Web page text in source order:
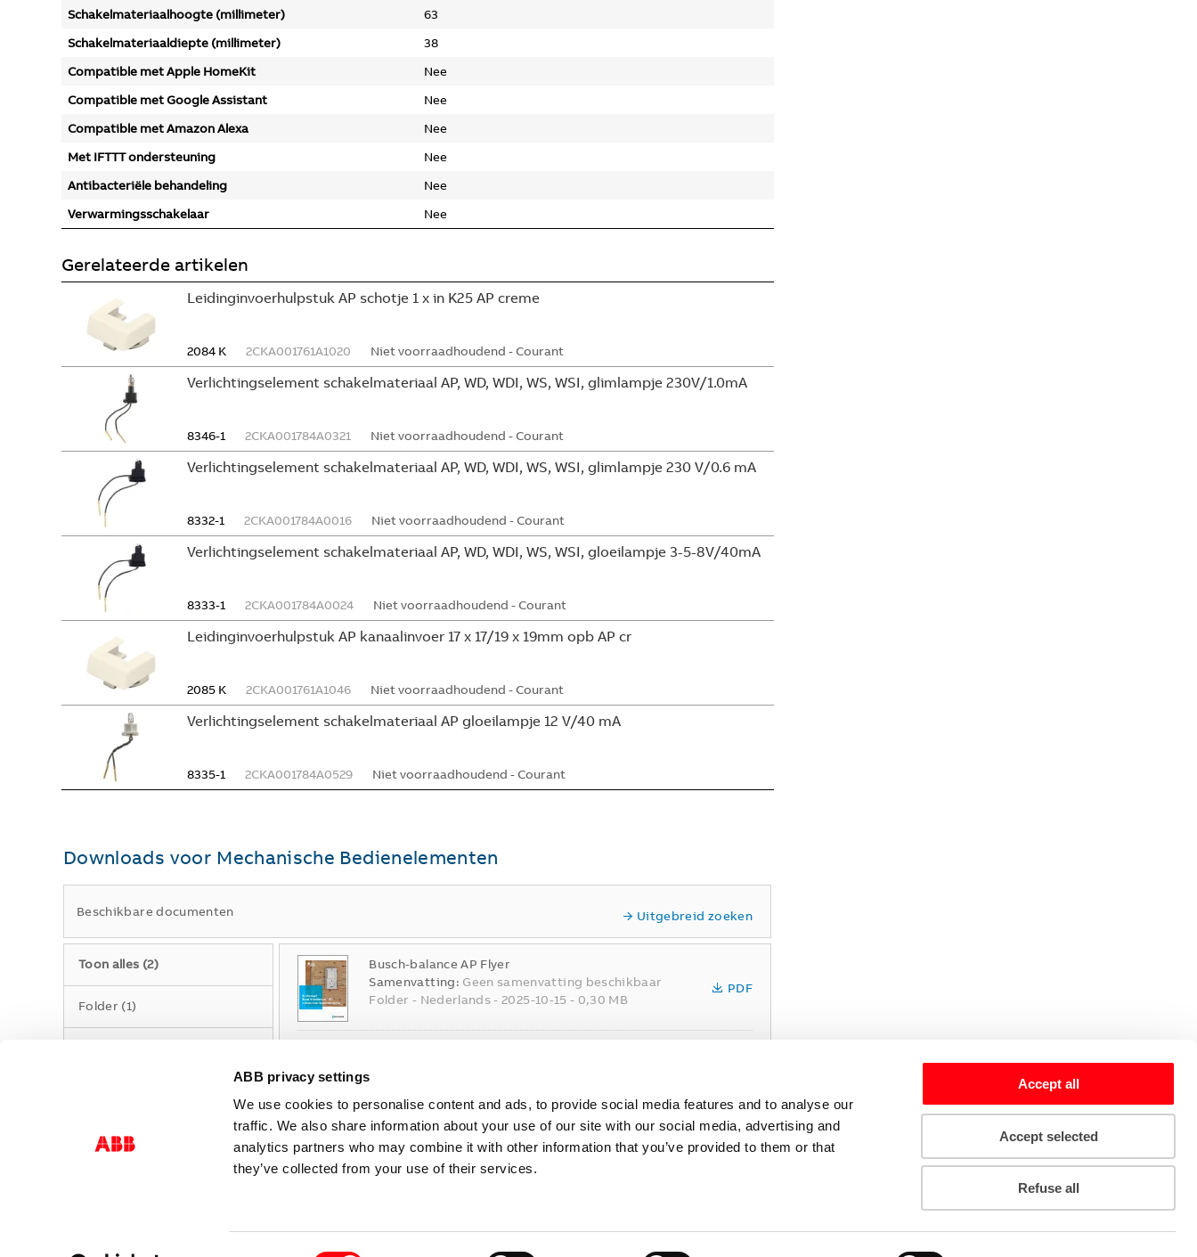
ABB privacy settings
We use cookies to personalise content and ads, to provide social media features and to analyse our
traffic. We also share information about your use of our site with our social media, advertising and
analytics partners who may combine it with other information that you’ve provided to them or that
they’ve collected from your use of their services.
Accept all
Accept selected
Refuse all
Schakelmateriaalhoogte (millimeter)
63
Schakelmateriaaldiepte (millimeter)
38
Compatible met Apple HomeKit
Nee
Compatible met Google Assistant
Nee
Compatible met Amazon Alexa
Nee
Met IFTTT ondersteuning
Nee
Antibacteriële behandeling
Nee
Verwarmingsschakelaar
Nee
Gerelateerde artikelen
Leidinginvoerhulpstuk AP schotje 1 x in K25 AP creme
2084 K 2CKA001761A1020 Niet voorraadhoudend - Courant
Verlichtingselement schakelmateriaal AP, WD, WDI, WS, WSI, glimlampje 230V/1.0mA
8346-1 2CKA001784A0321 Niet voorraadhoudend - Courant
Verlichtingselement schakelmateriaal AP, WD, WDI, WS, WSI, glimlampje 230 V/0.6 mA
8332-1 2CKA001784A0016 Niet voorraadhoudend - Courant
Verlichtingselement schakelmateriaal AP, WD, WDI, WS, WSI, gloeilampje 3-5-8V/40mA
8333-1 2CKA001784A0024 Niet voorraadhoudend - Courant
Leidinginvoerhulpstuk AP kanaalinvoer 17 x 17/19 x 19mm opb AP cr
2085 K 2CKA001761A1046 Niet voorraadhoudend - Courant
Verlichtingselement schakelmateriaal AP gloeilampje 12 V/40 mA
8335-1 2CKA001784A0529 Niet voorraadhoudend - Courant
Downloads voor Mechanische Bedienelementen
Beschikbare documenten Uitgebreid zoeken
Toon alles (2)
Folder (1)
Busch-balance AP Flyer
Samenvatting: Geen samenvatting beschikbaar
Folder - Nederlands-2025-10-15 - 0,30 MB
PDF
XLSX
Verklaring van overeenstemming
11-25-1,58 MB